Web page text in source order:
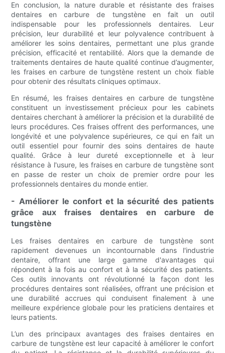
En conclusion, la nature durable et résistante des fraises
dentaires en carbure de tungstène en fait un outil
indispensable pour les professionnels dentaires. Leur
précision, leur durabilité et leur polyvalence contribuent à
améliorer les soins dentaires, permettant une plus grande
précision, efficacité et rentabilité. Alors que la demande de
traitements dentaires de haute qualité continue d’augmenter,
les fraises en carbure de tungstène restent un choix fiable
pour obtenir des résultats cliniques optimaux.
En résumé, les fraises dentaires en carbure de tungstène
constituent un investissement précieux pour les cabinets
dentaires cherchant à améliorer la précision et la durabilité de
leurs procédures. Ces fraises offrent des performances, une
longévité et une polyvalence supérieures, ce qui en fait un
outil essentiel pour fournir des soins dentaires de haute
qualité. Grâce à leur dureté exceptionnelle et à leur
résistance à l'usure, les fraises en carbure de tungstène sont
en passe de rester un choix de premier ordre pour les
professionnels dentaires du monde entier.
- Améliorer le confort et la sécurité des patients
grâce aux fraises dentaires en carbure de
tungstène
Les fraises dentaires en carbure de tungstène sont
rapidement devenues un incontournable dans l'industrie
dentaire, offrant une large gamme d'avantages qui
répondent à la fois au confort et à la sécurité des patients.
Ces outils innovants ont révolutionné la façon dont les
procédures dentaires sont réalisées, offrant une précision et
une durabilité accrues qui conduisent finalement à une
meilleure expérience globale pour les praticiens dentaires et
leurs patients.
L’un des principaux avantages des fraises dentaires en
carbure de tungstène est leur capacité à améliorer le confort